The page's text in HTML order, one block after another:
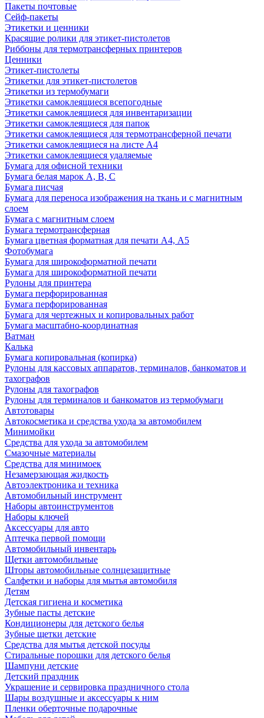
Пакеты почтовые
Сейф-пакеты
Этикетки и ценники
Красящие ролики для этикет-пистолетов
Риббоны для термотрансферных принтеров
Ценники
Этикет-пистолеты
Этикетки для этикет-пистолетов
Этикетки из термобумаги
Этикетки самоклеящиеся всепогодные
Этикетки самоклеящиеся для инвентаризации
Этикетки самоклеящиеся для папок
Этикетки самоклеящиеся для термотрансферной печати
Этикетки самоклеящиеся на листе А4
Этикетки самоклеящиеся удаляемые
Бумага для офисной техники
Бумага белая марок А, В, С
Бумага писчая
Бумага для переноса изображения на ткань и с магнитным
слоем
Бумага с магнитным слоем
Бумага термотрансферная
Бумага цветная форматная для печати А4, А5
Фотобумага
Бумага для широкоформатной печати
Бумага для широкоформатной печати
Рулоны для принтера
Бумага перфорированная
Бумага перфорированная
Бумага для чертежных и копировальных работ
Бумага масштабно-координатная
Ватман
Калька
Бумага копировальная (копирка)
Рулоны для кассовых аппаратов, терминалов, банкоматов и
тахографов
Рулоны для тахографов
Рулоны для терминалов и банкоматов из термобумаги
Автотовары
Автокосметика и средства ухода за автомобилем
Минимойки
Средства для ухода за автомобилем
Смазочные материалы
Средства для минимоек
Незамерзающая жидкость
Автоэлектроника и техника
Автомобильный инструмент
Наборы автоинструментов
Наборы ключей
Аксессуары для авто
Аптечка первой помощи
Автомобильный инвентарь
Щетки автомобильные
Шторы автомобильные солнцезащитные
Салфетки и наборы для мытья автомобиля
Детям
Детская гигиена и косметика
Зубные пасты детские
Кондиционеры для детского белья
Зубные щетки детские
Средства для мытья детской посуды
Стиральные порошки для детского белья
Шампуни детские
Детский праздник
Украшение и сервировка праздничного стола
Шары воздушные и аксессуары к ним
Пленки оберточные подарочные